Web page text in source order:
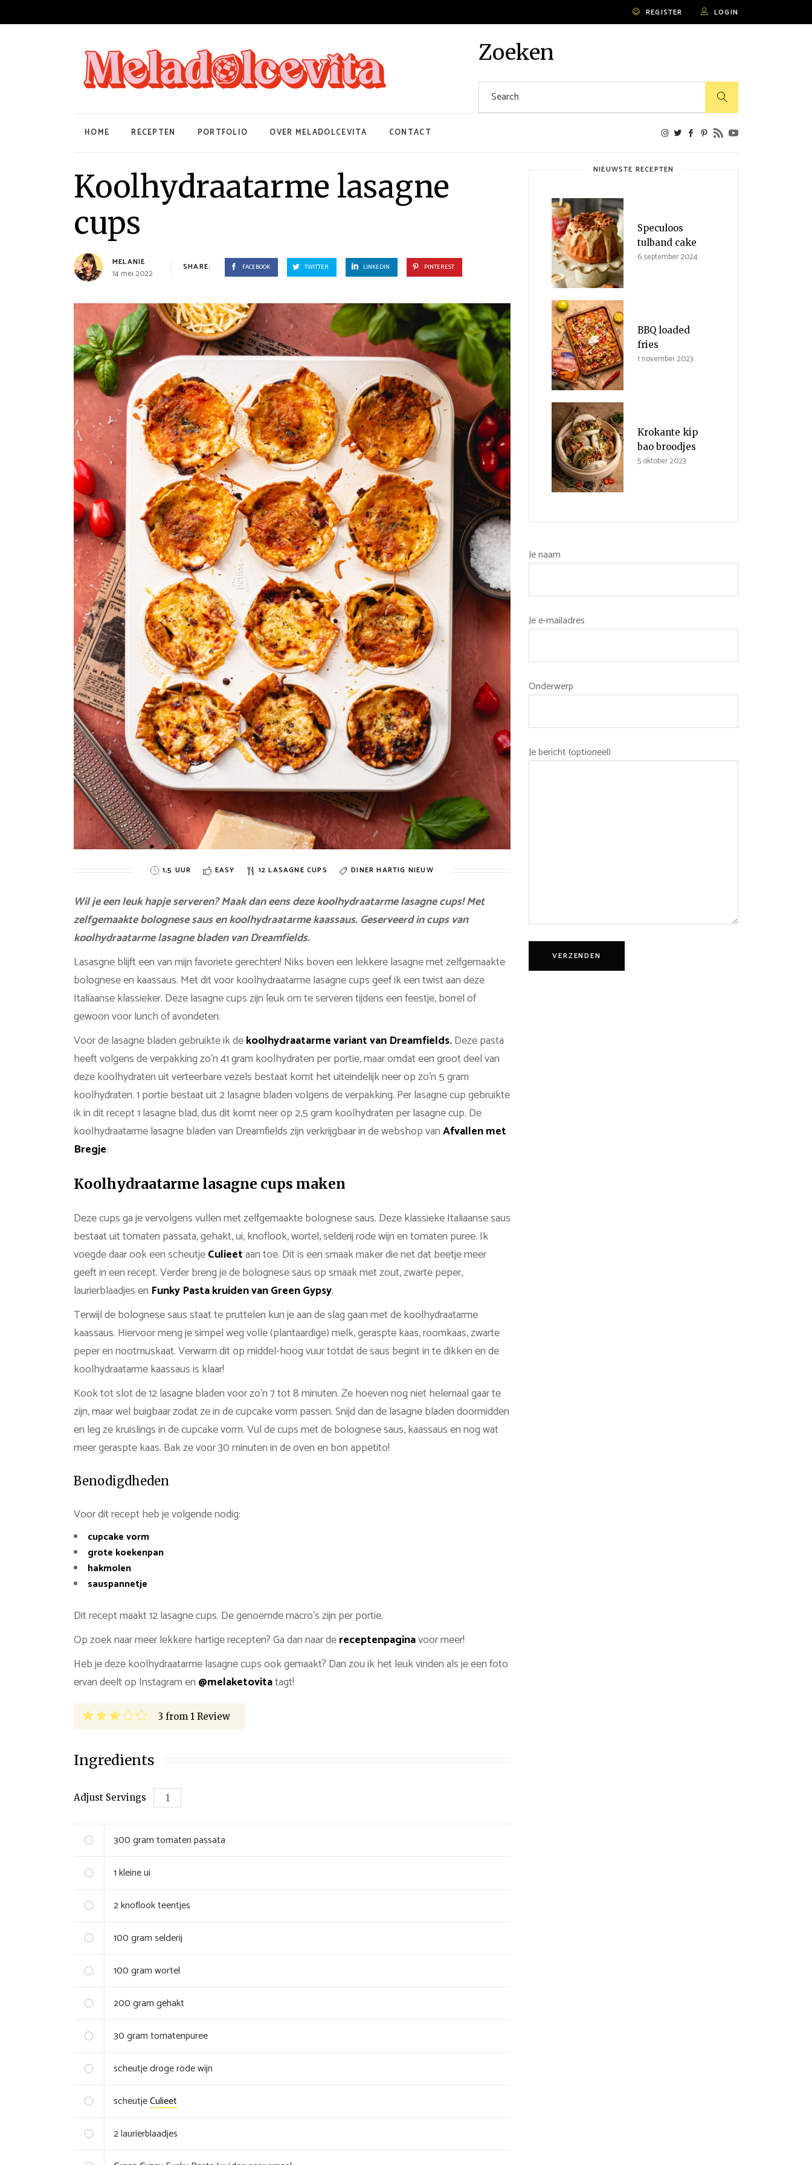
REGISTER LOGIN
Zoeken
Search
HOME RECEPTEN PORTFOLIO OVER MELADOLCEVITA CONTACT
Koolhydraatarme lasagne
cups
MELANIE
14 mei 2022
SHARE: FACEBOOK TWITTER LINKEDIN PINTEREST
1,5 UUR EASY 12 LASAGNE CUPS DINERHARTIG NIEUW
Wil je een leuk hapje serveren? Maak dan eens deze koolhydraatarme lasagne cups! Met
zelfgemaakte bolognese saus en koolhydraatarme kaassaus. Geserveerd in cups van
koolhydraatarme lasagne bladen van Dreamfields.
Lasasgne blijft een van mijn favoriete gerechten! Niks boven een lekkere lasagne met zelfgemaakte
bolognese en kaassaus. Met dit voor koolhydraatarme lasagne cups geef ik een twist aan deze
Italiaanse klassieker. Deze lasagne cups zijn leuk om te serveren tijdens een feestje, borrel of
gewoon voor lunch of avondeten.
Voor de lasagne bladen gebruikte ik dekoolhydraatarme variant van Dreamfields.Deze pasta
heeft volgens de verpakking zo’n 41 gram koolhydraten per portie, maar omdat een groot deel van
deze koolhydraten uit verteerbare vezels bestaat komt het uiteindelijk neer op zo’n 5 gram
koolhydraten. 1 portie bestaat uit 2 lasagne bladen volgens de verpakking. Per lasagne cup gebruikte
ik in dit recept 1 lasagne blad, dus dit komt neer op 2,5 gram koolhydraten per lasagne cup. De
koolhydraatarme lasagne bladen van Dreamfields zijn verkrijgbaar in de webshop vanAfvallen met
Bregje.
Koolhydraatarme lasagne cups maken
Deze cups ga je vervolgens vullen met zelfgemaakte bolognese saus. Deze klassieke Italiaanse saus
bestaat uit tomaten passata, gehakt, ui, knoflook, wortel, selderij rode wijn en tomaten puree. Ik
voegde daar ook een scheutjeCulieetaan toe. Dit is een smaak maker die net dat beetje meer
geeft in een recept. Verder breng je de bolognese saus op smaak met zout, zwarte peper,
laurierblaadjes en Funky Pasta kruiden van Green Gypsy.
Terwijl de bolognese saus staat te pruttelen kun je aan de slag gaan met de koolhydraatarme
kaassaus. Hiervoor meng je simpel weg volle (plantaardige) melk, geraspte kaas, roomkaas, zwarte
peper en nootmuskaat. Verwarm dit op middel-hoog vuur totdat de saus begint in te dikken en de
koolhydraatarme kaassaus is klaar!
Kook tot slot de 12 lasagne bladen voor zo’n 7 tot 8 minuten. Ze hoeven nog niet helemaal gaar te
zijn, maar wel buigbaar zodat ze in de cupcake vorm passen. Snijd dan de lasagne bladen doormidden
en leg ze kruislings in de cupcake vorm. Vul de cups met de bolognese saus, kaassaus en nog wat
meer geraspte kaas. Bak ze voor 30 minuten in de oven en bon appetito!
Benodigdheden
Voor dit recept heb je volgende nodig:
cupcake vorm
grote koekenpan
hakmolen
sauspannetje
Dit recept maakt 12 lasagne cups. De genoemde macro’s zijn per portie.
Op zoek naar meer lekkere hartige recepten? Ga dan naar dereceptenpaginavoor meer!
Heb je deze koolhydraatarme lasagne cups ook gemaakt? Dan zou ik het leuk vinden als je een foto
ervan deelt op Instagram en @melaketovitatagt!
3 from 1 Review
Ingredients
Adjust Servings
300gramtomaten passata
1kleineui
2knoflook teentjes
100gramselderij
100gramwortel
200gramgehakt
30gramtomatenpuree
scheutjedroge rode wijn
scheutjeCulieet
2laurierblaadjes
NIEUWSTE RECEPTEN
Speculoos
tulband cake
6 september 2024
BBQ loaded
fries
1 november 2023
Krokante kip
bao broodjes
5 oktober 2023
Je naam
Je e-mailadres
Onderwerp
Je bericht (optioneel)
VERZENDEN